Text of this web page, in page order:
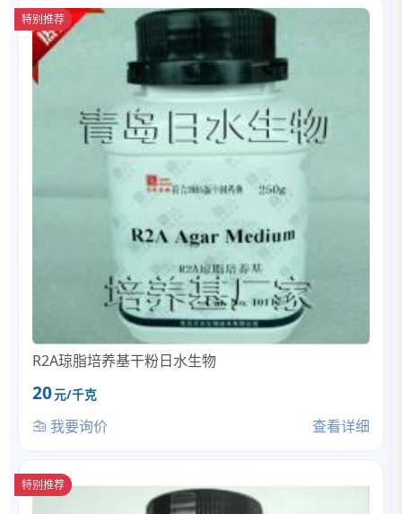
特别推荐
R2A琼脂培养基干粉日水生物
20元/千克
我要询价 查看详细
特别推荐